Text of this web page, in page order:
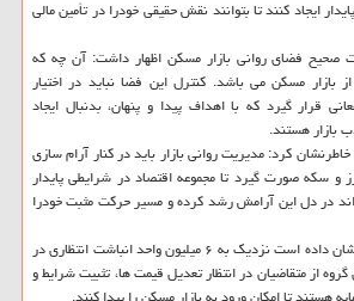
ایجاد کنند تا بتوانند نقش حقیقی خودرا در تأمین مالی
صحیح فضای روانی بازار مسکن اظهار داشت: آن چه که
بازار مسکن می باشد. کنترل این فضا نباید در اختیار
قرار گیرد که با اهداف پیدا و پنهان، بدنبال ایجاد
بازار هستند.
کرد: مدیریت روانی بازار باید در کنار آرام سازی
و سکه صورت گیرد تا مجموعه اقتصاد در شرایطی پایدار
در دل این آرامش رشد کرده و مسیر حرکت مثبت خودرا
وی اظهار داشت: برآوردها نشان داده است نزدیک به ۶ میلیون واحد انباشت انتظاری در
از متقاضیان در انتظار تعدیل قیمت ها، تثبیت شرایط و